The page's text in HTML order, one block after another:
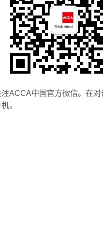
ACCA中国官方微信。在对
。